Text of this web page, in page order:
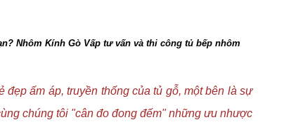
Nhôm Kính Gò Vấp tư vấn và thi công tủ bếp nhôm
ấm áp, truyền thống của tủ gỗ, một bên là sự
chúng tôi "cân đo đong đếm" những ưu nhược